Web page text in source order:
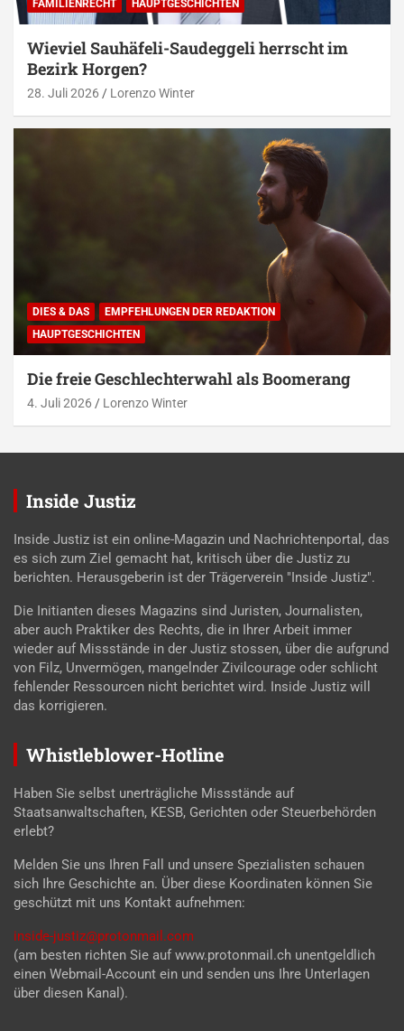
FAMILIENRECHT HAUPTGESCHICHTEN
Wieviel Sauhäfeli-Saudeggeli herrscht im
Bezirk Horgen?
28. Juli 2026 Lorenzo Winter
DIES & DAS
EMPFEHLUNGEN DER REDAKTION
HAUPTGESCHICHTEN
Die freie Geschlechterwahl als Boomerang
4. Juli 2026 Lorenzo Winter
Inside Justiz
Inside Justiz ist ein online-Magazin und Nachrichtenportal, das
es sich zum Ziel gemacht hat, kritisch über die Justiz zu
berichten. Herausgeberin ist der Trägerverein "Inside Justiz".
Die Initianten dieses Magazins sind Juristen, Journalisten,
aber auch Praktiker des Rechts, die in Ihrer Arbeit immer
wieder auf Missstände in der Justiz stossen, über die aufgrund
von Filz, Unvermögen, mangelnder Zivilcourage oder schlicht
fehlender Ressourcen nicht berichtet wird. Inside Justiz will
das korrigieren.
Whistleblower-Hotline
Haben Sie selbst unerträgliche Missstände auf
Staatsanwaltschaften, KESB, Gerichten oder Steuerbehörden
erlebt?
Melden Sie uns Ihren Fall und unsere Spezialisten schauen
sich Ihre Geschichte an. Über diese Koordinaten können Sie
geschützt mit uns Kontakt aufnehmen:
inside-justiz@protonmail.com
(am besten richten Sie auf www.protonmail.ch unentgeldlich
einen Webmail-Account ein und senden uns Ihre Unterlagen
über diesen Kanal).